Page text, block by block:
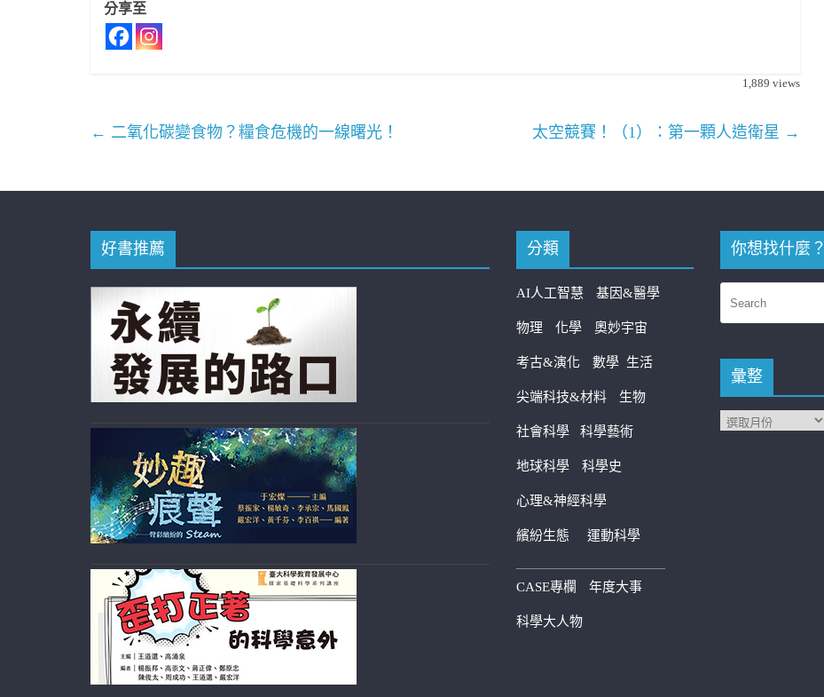
分享至
1,889 views
← 二氧化碳變食物？糧食危機的一線曙光！ 太空競賽！（1）：第一顆人造衛星 →
好書推薦 分類
AI人工智慧 基因&醫學
物理 化學 奧妙宇宙
考古&演化 數學 生活
尖端科技&材料 生物
社會科學 科學藝術
地球科學 科學史
心理&神經科學
繽紛生態 運動科學
————————————
CASE專欄 年度大事
科學大人物
你想找什麼？
彙整